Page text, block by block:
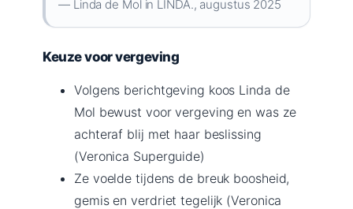
— Linda de Mol in LINDA., augustus 2025
Keuze voor vergeving
Volgens berichtgeving koos Linda de
Mol bewust voor vergeving en was ze
achteraf blij met haar beslissing
(Veronica Superguide)
Ze voelde tijdens de breuk boosheid,
gemis en verdriet tegelijk (Veronica